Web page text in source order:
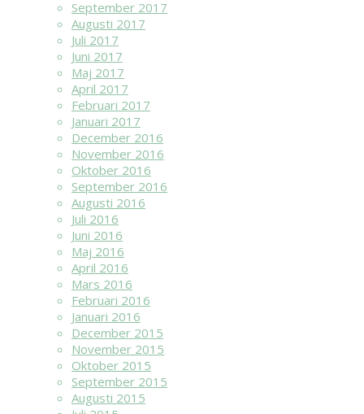
September 2017
Augusti 2017
Juli 2017
Juni 2017
Maj 2017
April 2017
Februari 2017
Januari 2017
December 2016
November 2016
Oktober 2016
September 2016
Augusti 2016
Juli 2016
Juni 2016
Maj 2016
April 2016
Mars 2016
Februari 2016
Januari 2016
December 2015
November 2015
Oktober 2015
September 2015
Augusti 2015